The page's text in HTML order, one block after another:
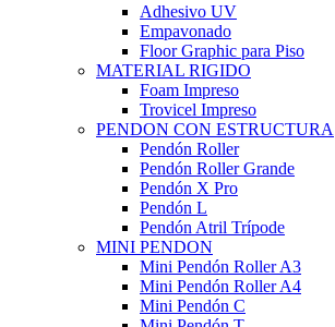
Adhesivo UV
Empavonado
Floor Graphic para Piso
MATERIAL RIGIDO
Foam Impreso
Trovicel Impreso
PENDON CON ESTRUCTURA
Pendón Roller
Pendón Roller Grande
Pendón X Pro
Pendón L
Pendón Atril Trípode
MINI PENDON
Mini Pendón Roller A3
Mini Pendón Roller A4
Mini Pendón C